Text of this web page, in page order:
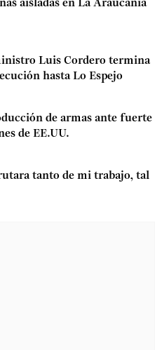
aisladas en La Araucanía
Luis Cordero termina
hasta Lo Espejo
de armas ante fuerte
de EE.UU.
tanto de mi trabajo, tal